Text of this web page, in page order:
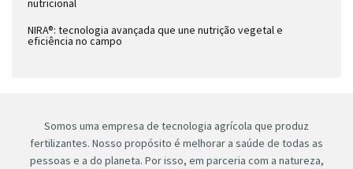
nutricional
NIRA®: tecnologia avançada que une nutrição vegetal e
eficiência no campo
Somos uma empresa de tecnologia agrícola que produz
fertilizantes. Nosso propósito é melhorar a saúde de todas as
pessoas e a do planeta. Por isso, em parceria com a natureza,